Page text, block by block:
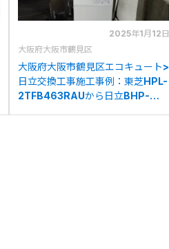
2025年1月12日
大阪府大阪市鶴見区
大阪府大阪市鶴見区エコキュート>
日立交換工事施工事例：東芝HPL-
2TFB463RAUから日立BHP-